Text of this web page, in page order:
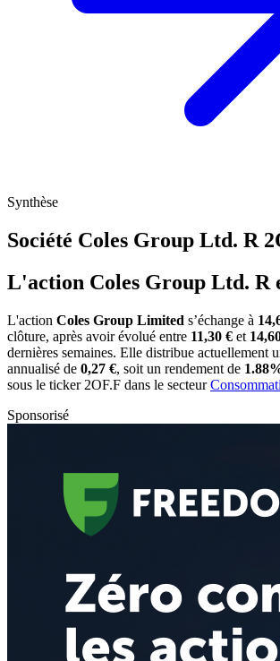
Synthèse
Société Coles Group Ltd. R
L'action Coles Group Ltd. R
L'action Coles Group Limited s’échange à
clôture, après avoir évolué entre 11,30 € et
dernières semaines. Elle distribue actuellement
annualisé de 0,27 €, soit un rendement de
sous le ticker 2OF.F dans le secteur
Sponsorisé